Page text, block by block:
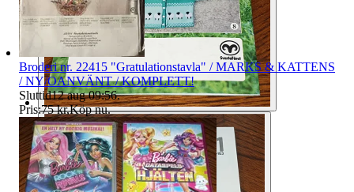
Broderi nr. 22415 "Gratulationstavla" / MARKS & KATTENS
/ NY/OANVÄNT / KOMPLETT!
Sluttid12 aug 09:56.
Pris:75 kr,Köp nu.